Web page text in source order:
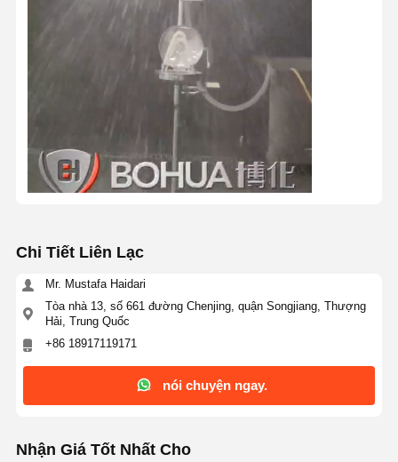
Trạm rửa mắt trên bàn
Trạm rửa mắt chân
Nước rửa mắt sưởi ấm bằng điện
Nước rửa mắt chống đông lạnh
Máy rửa mắt tùy chỉnh
Các bộ phận thay thế nước rửa mắt
Chi Tiết Liên Lạc
Mr. Mustafa Haidari
Tòa nhà 13, số 661 đường Chenjing, quận Songjiang, Thượng
Hải, Trung Quốc
+86 18917119171
nói chuyện ngay.
Nhận Giá Tốt Nhất Cho